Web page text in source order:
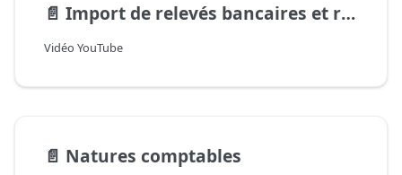
📄️ Import de relevés bancaires et rapprochement
Vidéo YouTube
📄️ Natures comptables